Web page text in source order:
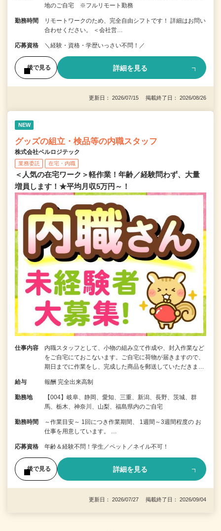
地のご自宅 ※フルリモート勤務
勤務時間
リモートワークのため、完全自由シフトです！ 詳細はお問い
合わせください。 ＜会社営…
応募資格 ＼経験・資格・学歴いっさい不問！／
後で見る 詳細を見る
更新日： 2026/07/15 掲載終了日： 2026/08/26
NEW
グッズの組立・検品等の内職スタッフ
株式会社ベルロジテック
業務委託 在宅・内職
＜人気の在宅ワーク＞軽作業！年齢／経験問わず、大量
増員します！★平均月収5万円～！
仕事内容
内職スタッフとして、小物の組み立て作成や、封入作業など
をご自宅にておこないます。ご自宅に荷物が届きますので、
期日までに作業をし、完成した商品を郵送していただきま…
給与 報酬 完全出来高制
勤務地
【004】岐阜、静岡、愛知、三重、新潟、長野、茨城、群
馬、栃木、神奈川、山梨、福島県内のご自宅
勤務時間
～作業目安～ 1回につき作業期間、 1週間～3週間程度の お
仕事を用意しています。 …
応募資格 年齢＆経験不問！学生／ペット／ネイル不可！
後で見る 詳細を見る
更新日： 2026/07/27 掲載終了日： 2026/09/04